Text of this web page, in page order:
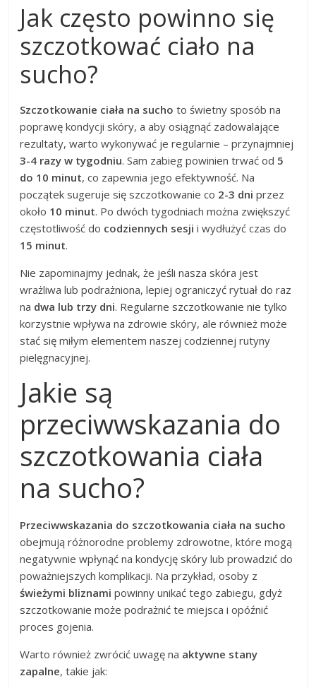
Jak często powinno się
szczotkować ciało na
sucho?
Szczotkowanie ciała na sucho to świetny sposób na
poprawę kondycji skóry, a aby osiągnąć zadowalające
rezultaty, warto wykonywać je regularnie – przynajmniej
3-4 razy w tygodniu. Sam zabieg powinien trwać od 5
do 10 minut, co zapewnia jego efektywność. Na
początek sugeruje się szczotkowanie co 2-3 dni przez
około 10 minut. Po dwóch tygodniach można zwiększyć
częstotliwość do codziennych sesji i wydłużyć czas do
15 minut.
Nie zapominajmy jednak, że jeśli nasza skóra jest
wrażliwa lub podrażniona, lepiej ograniczyć rytuał do raz
na dwa lub trzy dni. Regularne szczotkowanie nie tylko
korzystnie wpływa na zdrowie skóry, ale również może
stać się miłym elementem naszej codziennej rutyny
pielęgnacyjnej.
Jakie są
przeciwwskazania do
szczotkowania ciała
na sucho?
Przeciwwskazania do szczotkowania ciała na sucho
obejmują różnorodne problemy zdrowotne, które mogą
negatywnie wpłynąć na kondycję skóry lub prowadzić do
poważniejszych komplikacji. Na przykład, osoby z
świeżymi bliznami powinny unikać tego zabiegu, gdyż
szczotkowanie może podrażnić te miejsca i opóźnić
proces gojenia.
Warto również zwrócić uwagę na aktywne stany
zapalne, takie jak: